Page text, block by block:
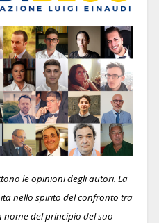
le opinioni degli autori. La
nello spirito del confronto tra
del principio del suo